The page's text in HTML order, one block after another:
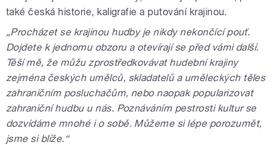
také česká historie, kaligrafie a putování krajinou.
„Procházet se krajinou hudby je nikdy nekončící pouť.
Dojdete k jednomu obzoru a otevírají se před vámi další.
Těší mě, že můžu zprostředkovávat hudební krajiny
zejména českých umělců, skladatelů a uměleckých těles
zahraničním posluchačům, nebo naopak popularizovat
zahraniční hudbu u nás. Poznáváním pestrosti kultur se
dozvídáme mnohé i o sobě. Můžeme si lépe porozumět,
jsme si blíže.“